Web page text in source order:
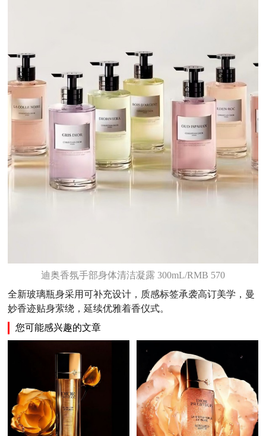
迪奥香氛手部身体清洁凝露 300mL/RMB 570
全新玻璃瓶身采用可补充设计，质感标签承袭高订美学，曼
妙香迹贴身萦绕，延续优雅着香仪式。
您可能感兴趣的文章